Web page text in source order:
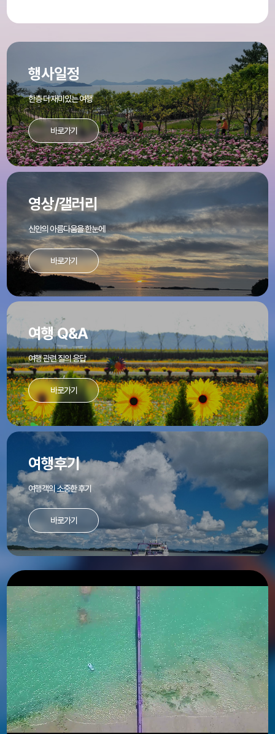
행사일정
한층 더 재미있는 여행
바로가기
영상/갤러리
신안의 아름다움을 한눈에
바로가기
여행 Q&A
여행 관련 질의 응답
바로가기
여행후기
여행객의 소중한 후기
바로가기